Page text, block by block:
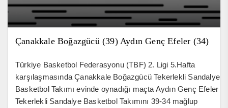
Çanakkale Boğazgücü (39) Aydın Genç Efeler (34)
Türkiye Basketbol Federasyonu (TBF) 2. Ligi 5.Hafta
karşılaşmasında Çanakkale Boğazgücü Tekerlekli Sandalye
Basketbol Takımı evinde oynadığı maçta Aydın Genç Efeler
Tekerlekli Sandalye Basketbol Takımını 39-34 mağlup